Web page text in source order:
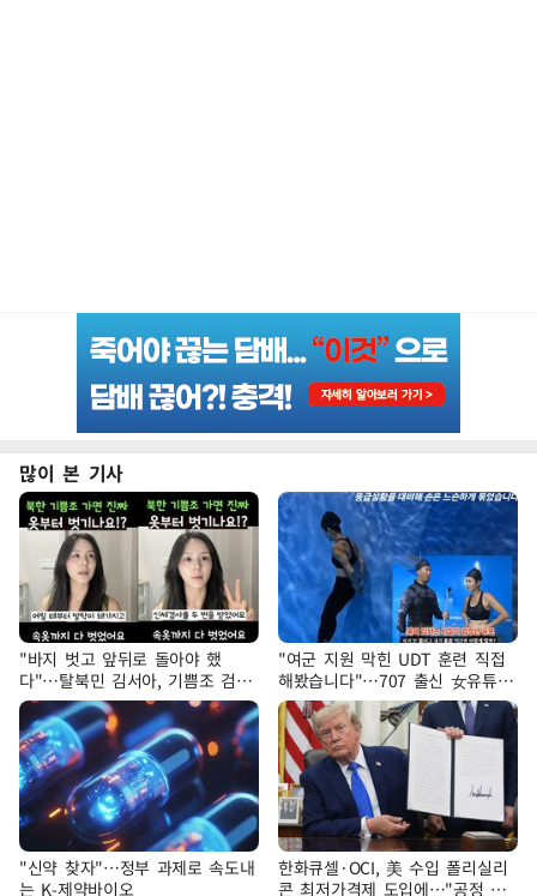
많이 본 기사
"바지 벗고 앞뒤로 돌아야 했
다"…탈북민 김서아, 기쁨조 검사
수치심 회상
"여군 지원 막힌 UDT 훈련 직접
해봤습니다"…707 출신 女유튜버
'완벽 소화'
"신약 찾자"…정부 과제로 속도내
는 K-제약바이오
한화큐셀·OCI, 美 수입 폴리실리
콘 최저가격제 도입에…"공정 경